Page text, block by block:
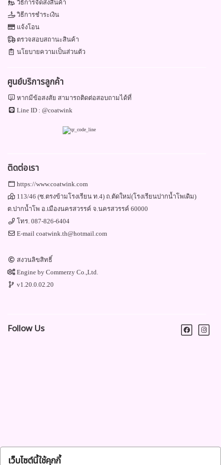
เว็บไซต์นี้ใช้คุกกี้
วิธีการจัดส่งสินค้า
วิธีการชำระเงิน
แจ้งโอน
ตรวจสอบสถานะสินค้า
นโยบายความเป็นส่วนตัว
ศูนย์บริการลูกค้า
หากมีข้อสงสัย สามารถติดต่อสอบถามได้ที่
Line ID :@coatwink
ติดต่อเรา
https://www.coatwink.com
113/46 (ซ.ตรงข้ามโรงเรียน ท.4) ถ.ตัดใหม่(โรงเรียนปากน้ำโพเดิม)
ต.ปากน้ำโพ อ.เมืองนครสวรรค์ จ.นครสวรรค์ 60000
โทร.087-826-6404
E-mailcoatwink.th@hotmail.com
สงวนลิขสิทธิ์
Engine byCommerzy Co.,Ltd.
v1.20.0.02.20
Follow Us